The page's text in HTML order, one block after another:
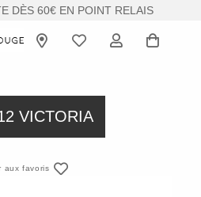
DÈS 60€ EN POINT RELAIS
VICTORIA
aux favoris